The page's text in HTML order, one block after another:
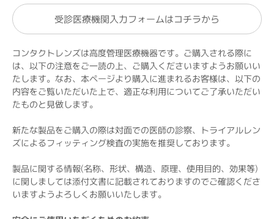
受診医療機関入力フォームはコチラから
コンタクトレンズは高度管理医療機器です。ご購入される際に
は、以下の注意をご一読の上、ご購入くださいますようお願いい
たします。なお、本ページより購入に進まれるお客様は、以下の
内容をご覧いただいた上で、適正な利用についてご了承いただい
たものと見做します。
新たな製品をご購入の際は対面での医師の診察、トライアルレン
ズによるフィッティング検査の実施を推奨しております。
製品に関する情報(名称、形状、構造、原理、使用目的、効果等)
に関しましては添付文書に記載されておりますのでご確認くださ
いますようよろしくお願いいたします。